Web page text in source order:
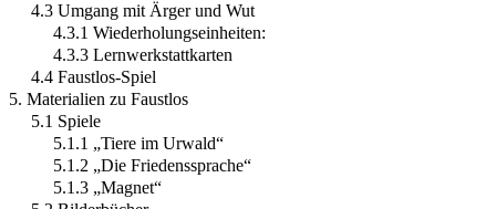
4.3 Umgang mit Ärger und Wut
4.3.1 Wiederholungseinheiten:
4.3.3 Lernwerkstattkarten
4.4 Faustlos-Spiel
5. Materialien zu Faustlos
5.1 Spiele
5.1.1 „Tiere im Urwald“
5.1.2 „Die Friedenssprache“
5.1.3 „Magnet“